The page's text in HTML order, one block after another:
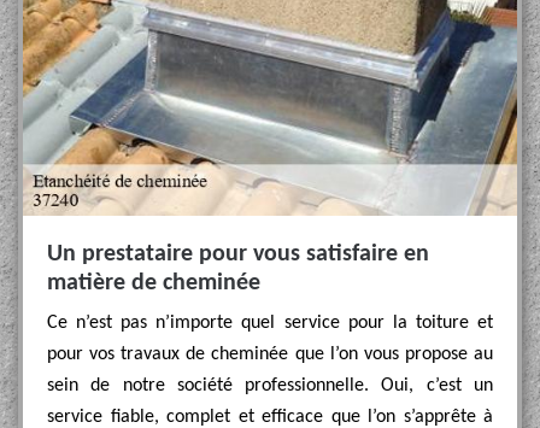
Un prestataire pour vous satisfaire en
matière de cheminée
Ce n’est pas n’importe quel service pour la toiture et
pour vos travaux de cheminée que l’on vous propose au
sein de notre société professionnelle. Oui, c’est un
service fiable, complet et efficace que l’on s’apprête à